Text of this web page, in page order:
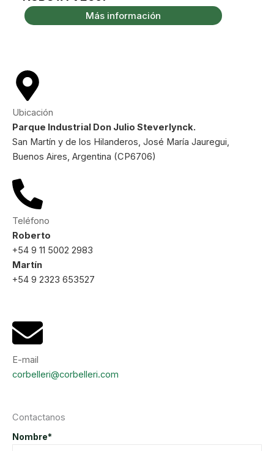
Más información
Ubicación
Parque Industrial Don Julio Steverlynck.
San Martín y de los Hilanderos, José María Jauregui,
Buenos Aires, Argentina (CP6706)
Teléfono
Roberto
+54 9 11 5002 2983
Martín
+54 9 2323 653527
E-mail
corbelleri@corbelleri.com
Contactanos
Nombre*